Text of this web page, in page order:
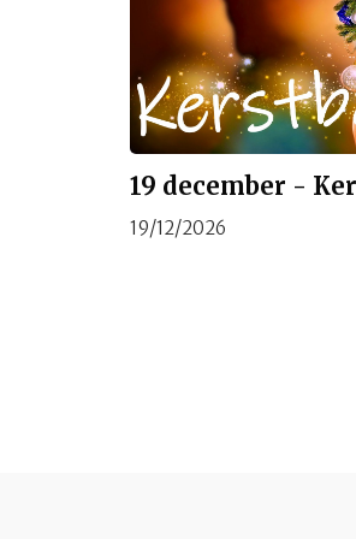
19 december -
19/12/2026